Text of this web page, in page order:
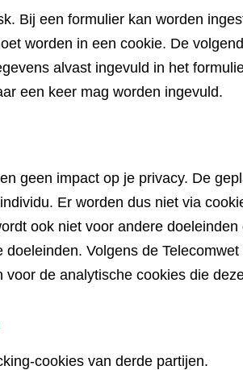
Bij een formulier kan worden
worden in een cookie. De
alvast ingevuld in het
een keer mag worden ingevuld.
geen impact op je privacy. De
Er worden dus niet via
ook niet voor andere
Volgens de
de analytische cookies die
cookies van derde partijen.